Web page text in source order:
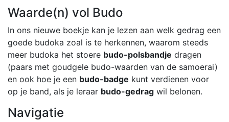
Waarde(n) vol Budo
In ons nieuwe boekje kan je lezen aan welk gedrag een
goede budoka zoal is te herkennen, waarom steeds
meer budoka het stoere budo-polsbandje dragen
(paars met goudgele budo-waarden van de samoerai)
en ook hoe je een budo-badge kunt verdienen voor
op je band, als je leraar budo-gedrag wil belonen.
Navigatie